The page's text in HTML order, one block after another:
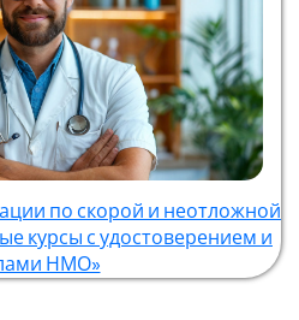
по скорой и неотложной
курсы с удостоверением и
НМО»